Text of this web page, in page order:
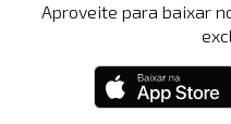
Aproveite para baixar